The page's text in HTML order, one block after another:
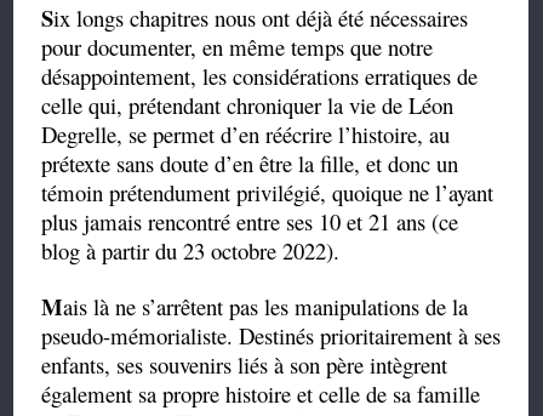
Six longs chapitres nous ont déjà été nécessaires
pour documenter, en même temps que notre
désappointement, les considérations erratiques de
celle qui, prétendant chroniquer la vie de Léon
Degrelle, se permet d’en réécrire l’histoire, au
prétexte sans doute d’en être la fille, et donc un
témoin prétendument privilégié, quoique ne l’ayant
plus jamais rencontré entre ses 10 et 21 ans (ce
blog à partir du 23 octobre 2022).
Mais là ne s’arrêtent pas les manipulations de la
pseudo-mémorialiste. Destinés prioritairement à ses
enfants, ses souvenirs liés à son père intègrent
également sa propre histoire et celle de sa famille